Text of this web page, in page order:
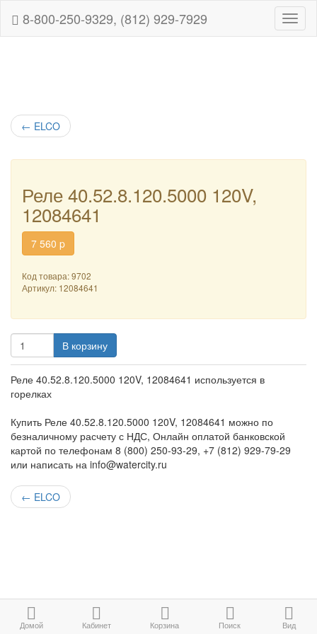
8-800-250-9329, (812) 929-7929
← ELCO
Реле 40.52.8.120.5000 120V,
12084641
7 560 p
Код товара: 9702
Артикул: 12084641
В корзину
Реле 40.52.8.120.5000 120V, 12084641 используется в
горелках
Купить Реле 40.52.8.120.5000 120V, 12084641 можно по
безналичному расчету с НДС, Онлайн оплатой банковской
картой по телефонам 8 (800) 250-93-29, +7 (812) 929-79-29
или написать на info@watercity.ru
← ELCO
Домой Кабинет Корзина Поиск Вид